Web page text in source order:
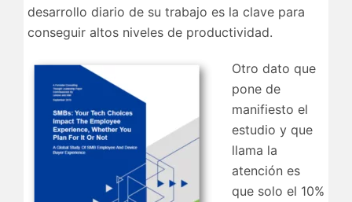
desarrollo diario de su trabajo es la clave para
conseguir altos niveles de productividad.
Otro dato que
pone de
manifiesto el
estudio y que
llama la
atención es
que solo el 10%